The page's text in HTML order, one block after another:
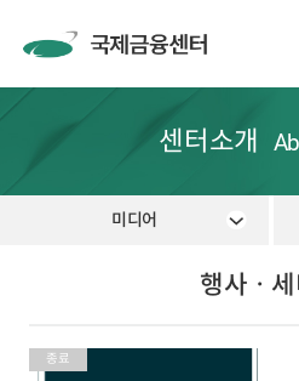
센터소개
미디어
행사ㆍ
종료